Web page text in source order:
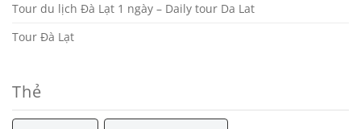
Tour du lịch Đà Lạt 1 ngày – Daily tour Da Lat
Tour Đà Lạt
Thẻ